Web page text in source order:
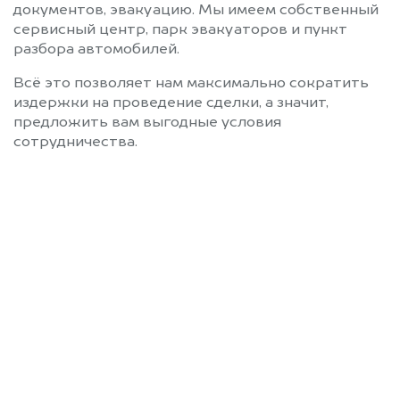
документов, эвакуацию. Мы имеем собственный
сервисный центр, парк эвакуаторов и пункт
разбора автомобилей.
Всё это позволяет нам максимально сократить
издержки на проведение сделки, а значит,
предложить вам выгодные условия
сотрудничества.